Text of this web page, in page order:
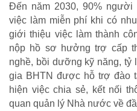
Giảm nghèo bền vững
Xây dựng Nông thôn mới
Bảo hiểm xã hội - Bảo hiểm y
Y tế và sức khỏe
Đến năm 2030, 90%
việc làm miễn phí khi có
giới thiệu việc làm thành
nộp hồ sơ hưởng trợ cấp
nghề, bồi dưỡng kỹ năng, tỷ
gia BHTN được hỗ trợ đào
hiện việc chia sẻ, kết nối
quan quản lý Nhà nước về